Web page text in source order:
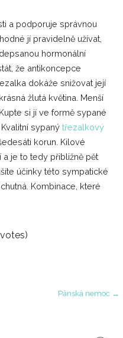
a podporuje správnou
jí pravidelně užívat,
hormonální
že antikoncepce
dokáže snižovat její
žlutá květina. Menší
si jí ve formě sypané
sypanýtřezalkový
korun. Kilové
je to tedy přibližně pět
účinky této sympatické
Kombinace, které
Pánská nemoc →